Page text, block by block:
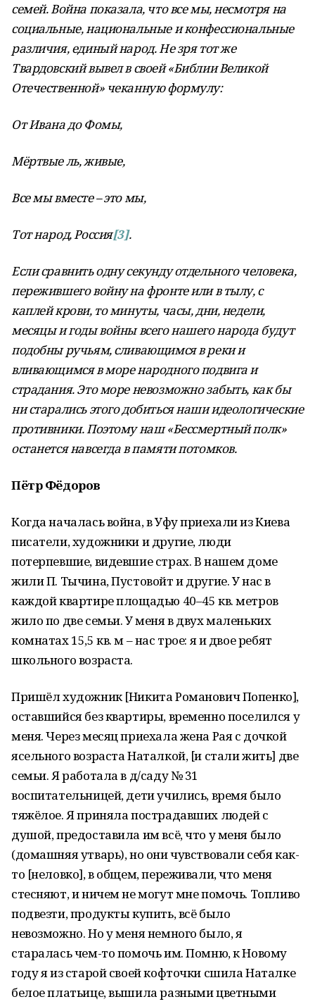
семей. Война показала, что все мы, несмотря на
социальные, национальные и конфессиональные
различия, единый народ. Не зря тот же
Твардовский вывел в своей «Библии Великой
Отечественной» чеканную формулу:
От Ивана до Фомы,
Мёртвые ль, живые,
Все мы вместе – это мы,
Тот народ, Россия[3].
Если сравнить одну секунду отдельного человека,
пережившего войну на фронте или в тылу, с
каплей крови, то минуты, часы, дни, недели,
месяцы и годы войны всего нашего народа будут
подобны ручьям, сливающимся в реки и
вливающимся в море народного подвига и
страдания. Это море невозможно забыть, как бы
ни старались этого добиться наши идеологические
противники. Поэтому наш «Бессмертный полк»
останется навсегда в памяти потомков.
Пётр Фёдоров
Когда началась война, в Уфу приехали из Киева
писатели, художники и другие, люди
потерпевшие, видевшие страх. В нашем доме
жили П. Тычина, Пустовойт и другие. У нас в
каждой квартире площадью 40–45 кв. метров
жило по две семьи. У меня в двух маленьких
комнатах 15,5 кв. м – нас трое: я и двое ребят
школьного возраста.
Пришёл художник [Никита Романович Попенко],
оставшийся без квартиры, временно поселился у
меня. Через месяц приехала жена Рая с дочкой
ясельного возраста Наталкой, [и стали жить] две
семьи. Я работала в д/саду № 31
воспитательницей, дети учились, время было
тяжёлое. Я приняла пострадавших людей с
душой, предоставила им всё, что у меня было
(домашняя утварь), но они чувствовали себя как-
то [неловко], в общем, переживали, что меня
стесняют, и ничем не могут мне помочь. Топливо
подвезти, продукты купить, всё было
невозможно. Но у меня немного было, я
старалась чем-то помочь им. Помню, к Новому
году я из старой своей кофточки сшила Наталке
белое платьице, вышила разными цветными